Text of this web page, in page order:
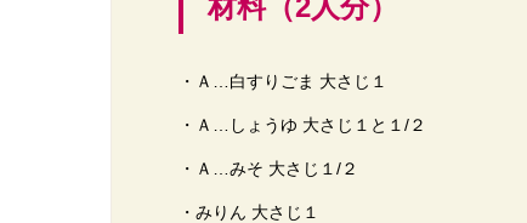
材料（2人分）
・Ａ…白すりごま 大さじ１
・Ａ…しょうゆ 大さじ１と１/２
・Ａ…みそ 大さじ１/２
・みりん 大さじ１